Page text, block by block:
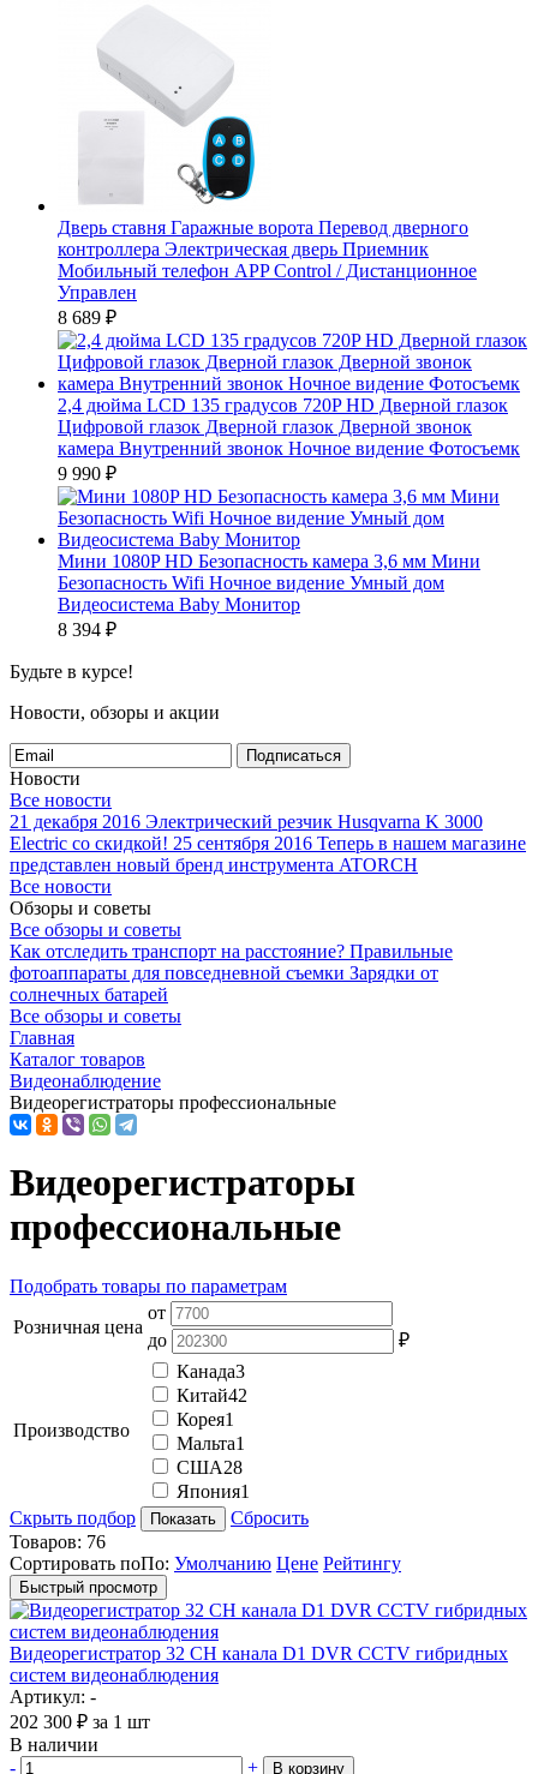
Дверь ставня Гаражные ворота Перевод дверного
контроллера Электрическая дверь Приемник
Мобильный телефон APP Control / Дистанционное
Управлен
8 689 ₽
2,4 дюйма LCD 135 градусов 720P HD Дверной глазок
Цифровой глазок Дверной глазок Дверной звонок
камера Внутренний звонок Ночное видение Фотосъемк
9 990 ₽
Мини 1080P HD Безопасность камера 3,6 мм Мини
Безопасность Wifi Ночное видение Умный дом
Видеосистема Baby Монитор
8 394 ₽
Будьте в курсе!
Новости, обзоры и акции
Подписаться
Новости
Все новости
21 декабря 2016 Электрический резчик Husqvarna K 3000
Electric со скидкой! 25 сентября 2016 Теперь в нашем магазине
представлен новый бренд инструмента ATORCH
Все новости
Обзоры и советы
Все обзоры и советы
Как отследить транспорт на расстояние? Правильные
фотоаппараты для повседневной съемки Зарядки от
солнечных батарей
Все обзоры и советы
Главная
Каталог товаров
Видеонаблюдение
Видеорегистраторы профессиональные
Видеорегистраторы
профессиональные
Подобрать товары по параметрам
Розничная цена
от
до
₽
Производство
Канада3
Китай42
Корея1
Мальта1
США28
Япония1
Скрыть подбор
Показать
Сбросить
Товаров: 76
Сортировать поПо: Умолчанию Цене Рейтингу
Быстрый просмотр
Видеорегистратор 32 CH канала D1 DVR CCTV гибридных
систем видеонаблюдения
Артикул: -
202 300 ₽ за 1 шт
В наличии
-
+ В корзину